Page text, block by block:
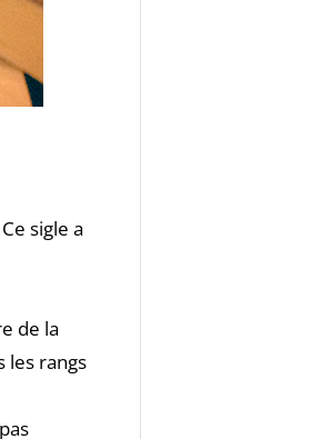
sigle a
de la
les rangs